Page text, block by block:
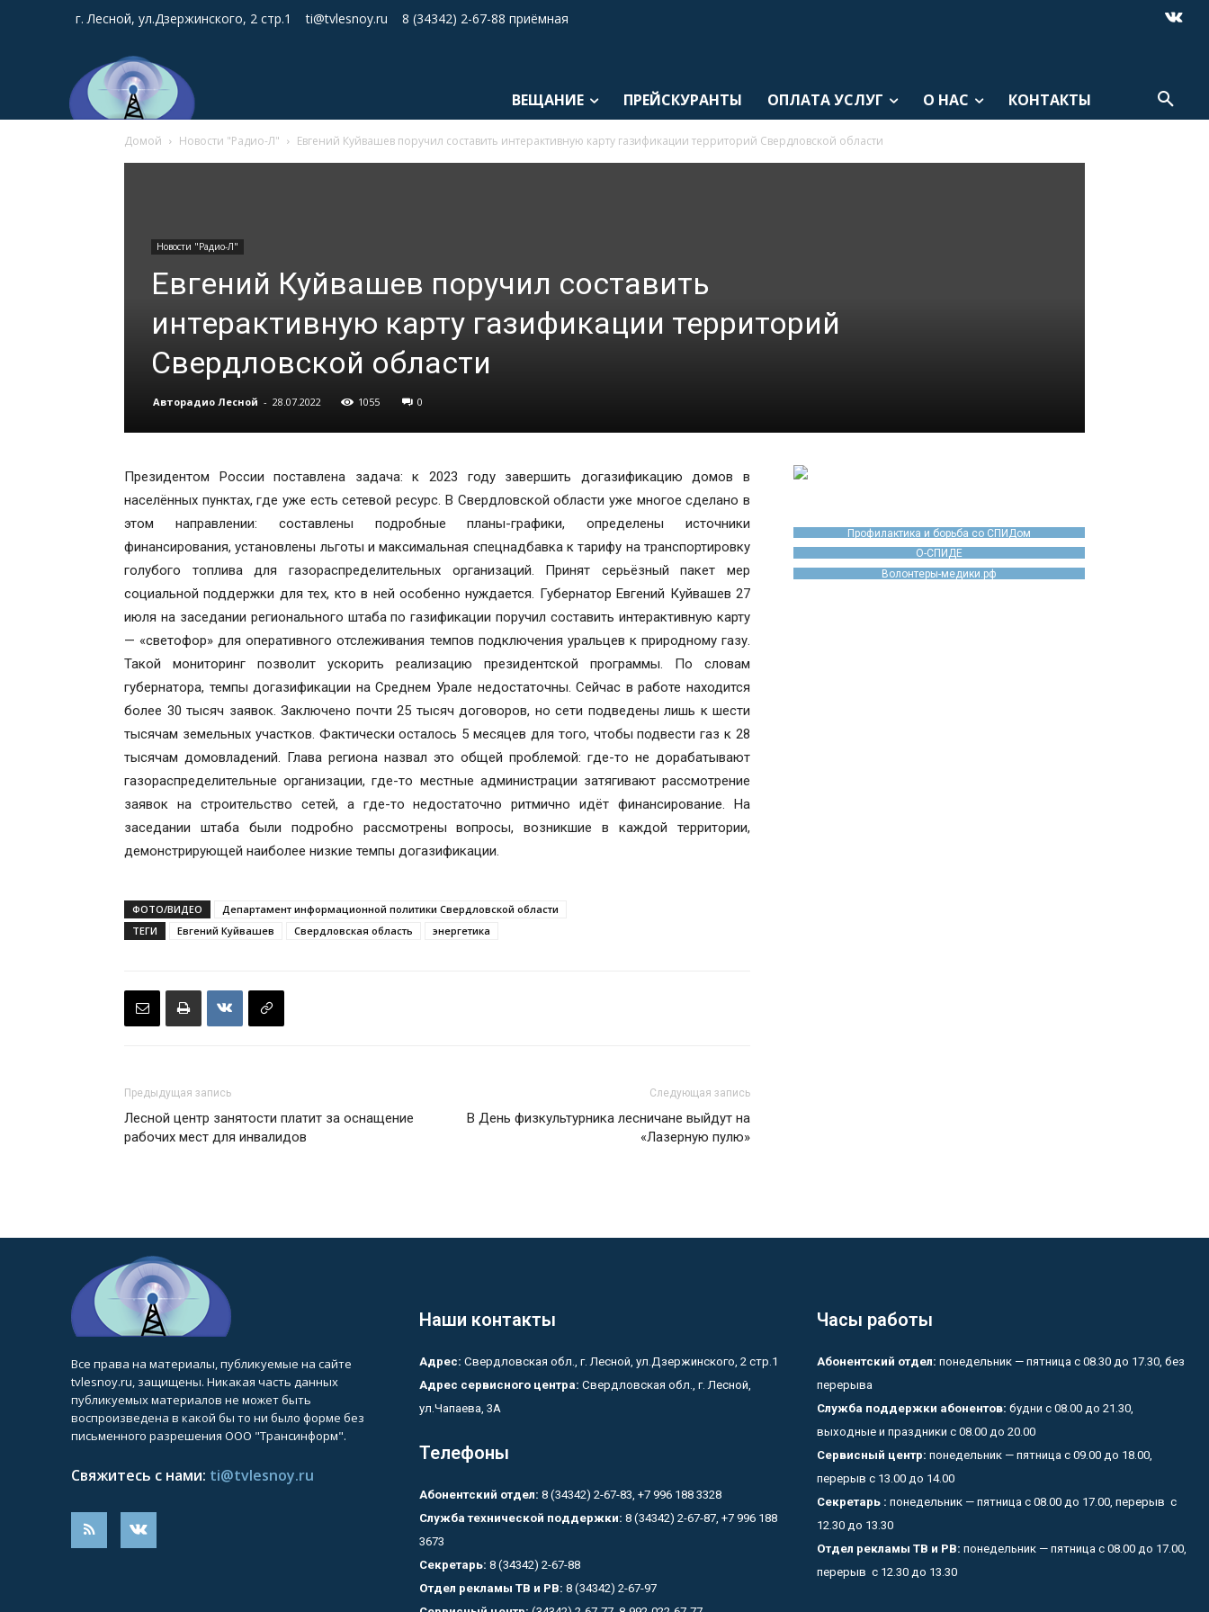
г. Лесной, ул.Дзержинского, 2 стр.1 ti@tvlesnoy.ru 8 (34342) 2-67-88 приёмная
ВЕЩАНИЕ ПРЕЙСКУРАНТЫ ОПЛАТА УСЛУГ О НАС КОНТАКТЫ
Домой Новости "Радио-Л" Евгений Куйвашев поручил составить интерактивную карту газификации территорий Свердловской области
Новости "Радио-Л"
Евгений Куйвашев поручил составить
интерактивную карту газификации территорий
Свердловской области
Авторадио Лесной - 28.07.2022 1055 0
Президентом России поставлена задача: к 2023 году завершить догазификацию домов в
населённых пунктах, где уже есть сетевой ресурс. В Свердловской области уже многое сделано в
этом направлении: составлены подробные планы-графики, определены источники
финансирования, установлены льготы и максимальная спецнадбавка к тарифу на транспортировку
голубого топлива для газораспределительных организаций. Принят серьёзный пакет мер
социальной поддержки для тех, кто в ней особенно нуждается. Губернатор Евгений Куйвашев 27
июля на заседании регионального штаба по газификации поручил составить интерактивную карту
— «светофор» для оперативного отслеживания темпов подключения уральцев к природному газу.
Такой мониторинг позволит ускорить реализацию президентской программы. По словам
губернатора, темпы догазификации на Среднем Урале недостаточны. Сейчас в работе находится
более 30 тысяч заявок. Заключено почти 25 тысяч договоров, но сети подведены лишь к шести
тысячам земельных участков. Фактически осталось 5 месяцев для того, чтобы подвести газ к 28
тысячам домовладений. Глава региона назвал это общей проблемой: где-то не дорабатывают
газораспределительные организации, где-то местные администрации затягивают рассмотрение
заявок на строительство сетей, а где-то недостаточно ритмично идёт финансирование. На
заседании штаба были подробно рассмотрены вопросы, возникшие в каждой территории,
демонстрирующей наиболее низкие темпы догазификации.
ФОТО/ВИДЕО
Департамент информационной политики Свердловской области
ТЕГИ
Евгений Куйвашев Свердловская область энергетика
Предыдущая запись
Лесной центр занятости платит за оснащение
рабочих мест для инвалидов
Следующая запись
В День физкультурника лесничане выйдут на
«Лазерную пулю»
Профилактика и борьба со СПИДом
О-СПИДЕ
Волонтеры-медики.рф
Все права на материалы, публикуемые на сайте
tvlesnoy.ru, защищены. Никакая часть данных
публикуемых материалов не может быть
воспроизведена в какой бы то ни было форме без
письменного разрешения ООО "Трансинформ".
Свяжитесь с нами: ti@tvlesnoy.ru
Наши контакты
Адрес: Свердловская обл., г. Лесной, ул.Дзержинского, 2 стр.1
Адрес сервисного центра: Свердловская обл., г. Лесной,
ул.Чапаева, 3А
Телефоны
Абонентский отдел: 8 (34342) 2-67-83, +7 996 188 3328
Служба технической поддержки: 8 (34342) 2-67-87, +7 996 188
3673
Секретарь: 8 (34342) 2-67-88
Отдел рекламы ТВ и РВ: 8 (34342) 2-67-97
Часы работы
Абонентский отдел: понедельник — пятница с 08.30 до 17.30, без
перерыва
Служба поддержки абонентов: будни с 08.00 до 21.30,
выходные и праздники с 08.00 до 20.00
Сервисный центр: понедельник — пятница с 09.00 до 18.00,
перерыв с 13.00 до 14.00
Секретарь : понедельник — пятница с 08.00 до 17.00, перерыв с
12.30 до 13.30
Отдел рекламы ТВ и РВ: понедельник — пятница с 08.00 до 17.00,
перерыв с 12.30 до 13.30